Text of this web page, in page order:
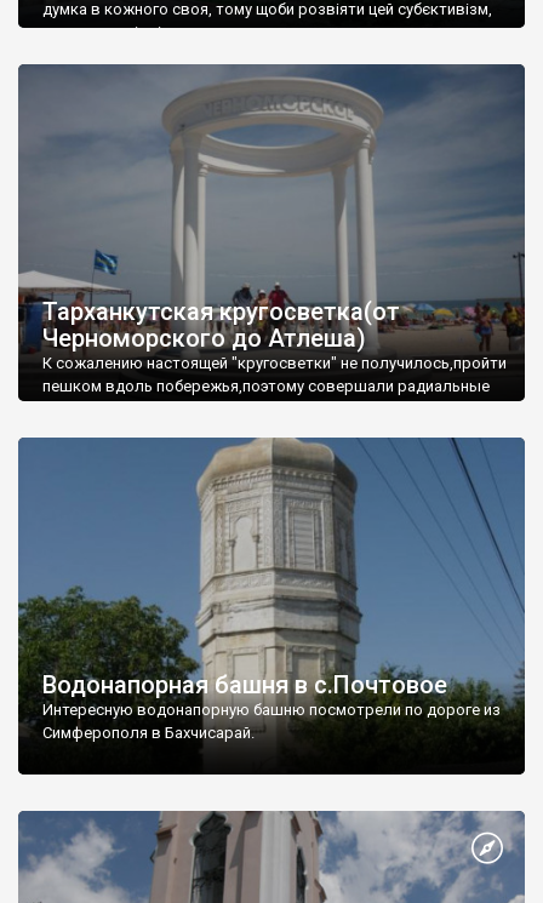
думка в кожного своя, тому щоби розвіяти цей субєктивізм,
запрошую відвідати це
Тарханкутская кругосветка(от
Черноморского до Атлеша)
К сожалению настоящей "кругосветки" не получилось,пройти
пешком вдоль побережья,поэтому совершали радиальные
Водонапорная башня в с.Почтовое
Интересную водонапорную башню посмотрели по дороге из
Симферополя в Бахчисарай.